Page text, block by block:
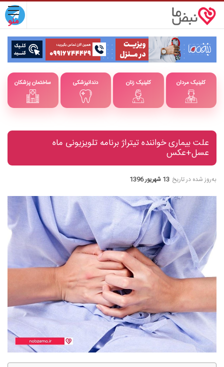
ساختمان پزشکان دندانپزشکی کلینیک زنان کلینیک مردان
علت بیماری خواننده تیتراژ برنامه تلویزیونی ماه
عسل+عکس
به‌روز شده در تاریخ 13 شهریور 1396